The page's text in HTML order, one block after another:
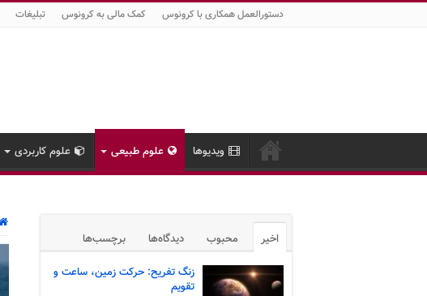
دستورالعمل همکاری با کرونوس کمک مالی به کرونوس تبلیغات
ویدیوها علوم طبیعی علوم کاربردی
اخیر محبوب دیدگاه‌ها برچسب‌ها
زنگ تفریح: حرکت زمین، ساعت و
تقویم